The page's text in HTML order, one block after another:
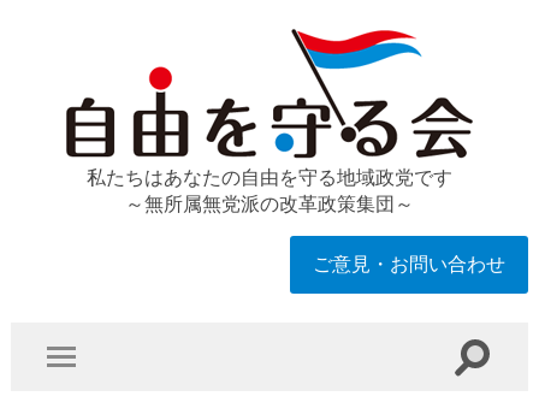
私たちはあなたの自由を守る地域政党です
～無所属無党派の改革政策集団～
ご意見・お問い合わせ